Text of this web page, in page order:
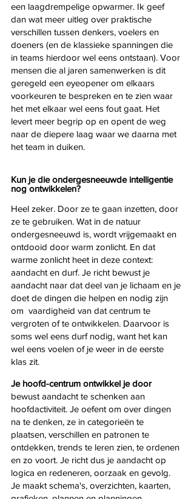
een laagdrempelige opwarmer. Ik geef
dan wat meer uitleg over praktische
verschillen tussen denkers, voelers en
doeners (en de klassieke spanningen die
in teams hierdoor wel eens ontstaan). Voor
mensen die al jaren samenwerken is dit
geregeld een eyeopener om elkaars
voorkeuren te bespreken en te zien waar
het met elkaar wel eens fout gaat. Het
levert meer begrip op en opent de weg
naar de diepere laag waar we daarna met
het team in duiken.
Kun je die ondergesneeuwde intelligentie
nog ontwikkelen?
Heel zeker. Door ze te gaan inzetten, door
ze te gebruiken. Wat in de natuur
ondergesneeuwd is, wordt vrijgemaakt en
ontdooid door warm zonlicht. En dat
warme zonlicht heet in deze context:
aandacht en durf. Je richt bewust je
aandacht naar dat deel van je lichaam en je
doet de dingen die helpen en nodig zijn
om  vaardigheid van dat centrum te
vergroten of te ontwikkelen. Daarvoor is
soms wel eens durf nodig, want het kan
wel eens voelen of je weer in de eerste
klas zit.
Je hoofd-centrum ontwikkel je door
bewust aandacht te schenken aan
hoofdactiviteit. Je oefent om over dingen
na te denken, ze in categorieën te
plaatsen, verschillen en patronen te
ontdekken, trends te leren zien, te ordenen
en zo voort. Je richt dus je aandacht op
logica en redeneren, oorzaak en gevolg.
Je maakt schema's, overzichten, kaarten,